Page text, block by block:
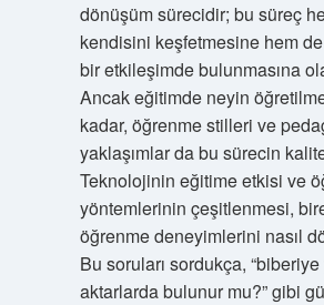
dönüşüm sürecidir; bu süreç
kendisini keşfetmesine hem
bir etkileşimde bulunmasına
Ancak eğitimde neyin
kadar, öğrenme stilleri ve
yaklaşımlar da bu sürecin
Teknolojinin eğitime etkisi ve
yöntemlerinin çeşitlenmesi,
öğrenme deneyimlerini nasıl
Bu soruları sordukça, “biberiye
aktarlarda bulunur mu?” gibi